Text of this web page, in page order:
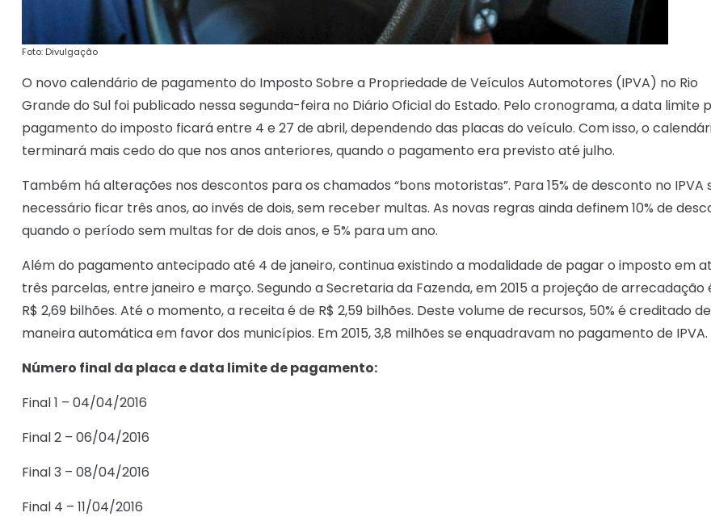
Foto: Divulgação
O novo calendário de pagamento do Imposto Sobre a Propriedade de Veículos Automotores (IPVA) no Rio
Grande do Sul foi publicado nessa segunda-feira no Diário Oficial do Estado. Pelo cronograma, a data limite
pagamento do imposto ficará entre 4 e 27 de abril, dependendo das placas do veículo. Com isso, o
terminará mais cedo do que nos anos anteriores, quando o pagamento era previsto até julho.
Também há alterações nos descontos para os chamados “bons motoristas”. Para 15% de desconto no IPVA
necessário ficar três anos, ao invés de dois, sem receber multas. As novas regras ainda definem 10% de
quando o período sem multas for de dois anos, e 5% para um ano.
Além do pagamento antecipado até 4 de janeiro, continua existindo a modalidade de pagar o imposto em
três parcelas, entre janeiro e março. Segundo a Secretaria da Fazenda, em 2015 a projeção de arrecadação
R$ 2,69 bilhões. Até o momento, a receita é de R$ 2,59 bilhões. Deste volume de recursos, 50% é creditado de
maneira automática em favor dos municípios. Em 2015, 3,8 milhões se enquadravam no pagamento de IPVA.
Número final da placa e data limite de pagamento:
Final 1 – 04/04/2016
Final 2 – 06/04/2016
Final 3 – 08/04/2016
Final 4 – 11/04/2016